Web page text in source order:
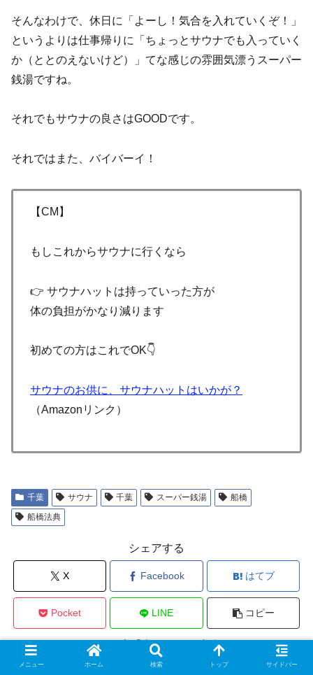
そんなわけで、休日に「よーし！気合を入れていくぞ！」
というよりは仕事帰りに「ちょっとサウナでも入っていく
か（ととのえないけど）」てな感じの雰囲気漂うスーパー
銭湯ですね。
それでもサウナの良さはGOODです。
それではまた、バイバーイ！
【CM】
もしこれからサウナに行くなら
👉 サウナハットは持っていった方が
体の負担がかなり減ります
初めての方はこれでOK👇
サウナのお供に、サウナハットはいかが？
（Amazonリンク）
千葉 サウナ 千葉 スーパー銭湯
船橋
船橋法典
シェアする
X Facebook はてブ
Pocket LINE コピー
yutatoita2をフォローする
メニュー ホーム 検索 トップ サイドバー